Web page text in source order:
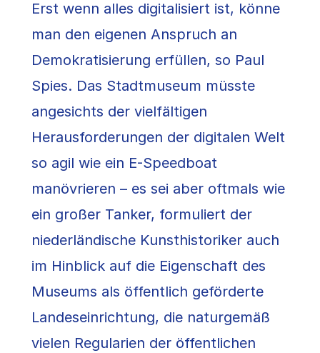
Erst wenn alles digitalisiert ist, könne
man den eigenen Anspruch an
Demokratisierung erfüllen, so Paul
Spies. Das Stadtmuseum müsste
angesichts der vielfältigen
Herausforderungen der digitalen Welt
so agil wie ein E-Speedboat
manövrieren – es sei aber oftmals wie
ein großer Tanker, formuliert der
niederländische Kunsthistoriker auch
im Hinblick auf die Eigenschaft des
Museums als öffentlich geförderte
Landeseinrichtung, die naturgemäß
vielen Regularien der öffentlichen